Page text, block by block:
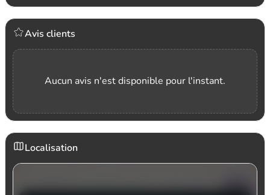
Avis clients
Aucun avis n'est disponible pour l'instant.
Localisation